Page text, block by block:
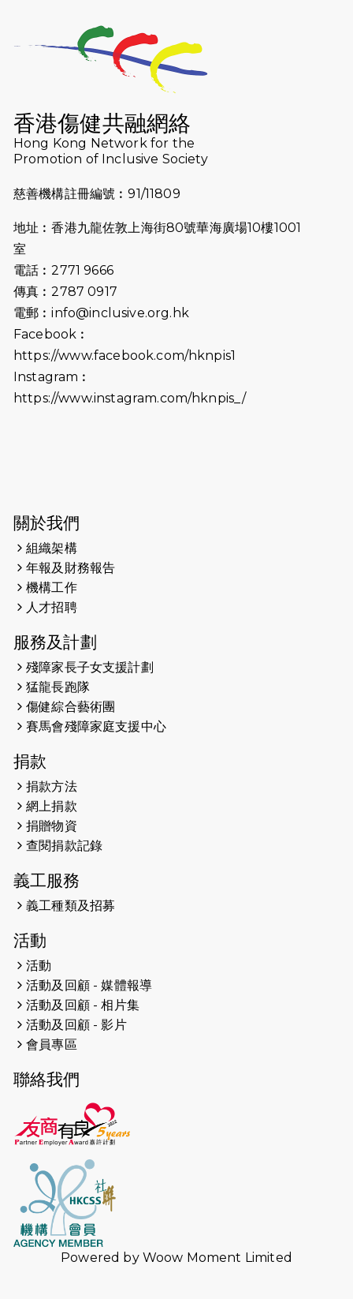
2026-07-23
猛龍長跑隊恆常練習 - 7月23日
（19:00開始）
猛龍長跑隊恆常練習 - 7月16日
2026-07-10
【猛龍戈壁118公里分享暨香港傷健共
融網絡15周年晚宴】
2026-07-09
猛龍長跑隊恆常練習 - 7月9日（19:00
2026-07-02
2026-06-25
（19:00開始）
2026-06-18
猛龍長跑隊恆常練習 - 6月18日
2026-06-11
猛龍長跑隊恆常練習 - 6月11日（19:00
2026-05-28
2026-05-22
2026-05-21
2026-05-14
（19:00開始）
2026-05-07
開始）
2026-04-30
2026-04-25
2026-04-24
2026-04-23
2026-04-19
2026-04-16
猛龍長跑隊恆常練習 - 4月16日
（19:00開始）
2026-04-12
2026-04-11
2026-04-10 太古家＋賞系列：漫步魔術與音樂
2026-04-09
2026-04-02
猛龍長跑隊恆常練習 - 3月26日
香港傷健共融網絡
Hong Kong Network for the
Promotion of Inclusive Society
慈善機構註冊編號︰91/11809
地址︰香港九龍佐敦上海街80號華海廣場10樓1001
室
電話︰2771 9666
傳真︰2787 0917
電郵︰info@inclusive.org.hk
Facebook︰
https://www.facebook.com/hknpis1
Instagram︰
https://www.instagram.com/hknpis_/
關於我們
組織架構
年報及財務報告
機構工作
人才招聘
服務及計劃
殘障家長子女支援計劃
猛龍長跑隊
傷健綜合藝術團
賽馬會殘障家庭支援中心
捐款
捐款方法
網上捐款
捐贈物資
查閱捐款記錄
義工服務
義工種類及招募
活動
活動
活動及回顧 - 媒體報導
活動及回顧 - 相片集
活動及回顧 - 影片
會員專區
聯絡我們
Powered by Woow Moment Limited